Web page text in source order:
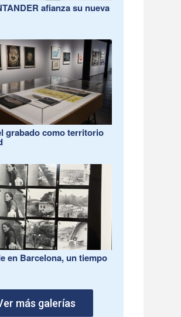
afianza su nueva
grabado como territorio
en Barcelona, un tiempo
más galerías